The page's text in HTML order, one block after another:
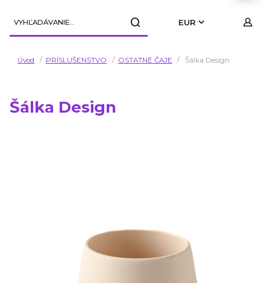
EUR
Úvod PRÍSLUŠENSTVO OSTATNÉ ČAJE Šálka Design
Šálka Design